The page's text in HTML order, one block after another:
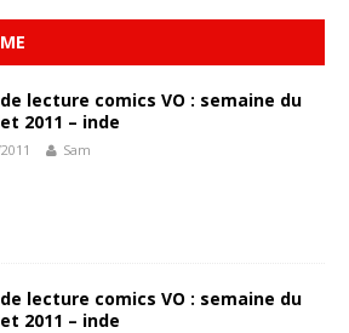
lecture comics VO : semaine du
2011 – inde
Sam
lecture comics VO : semaine du
2011 – inde